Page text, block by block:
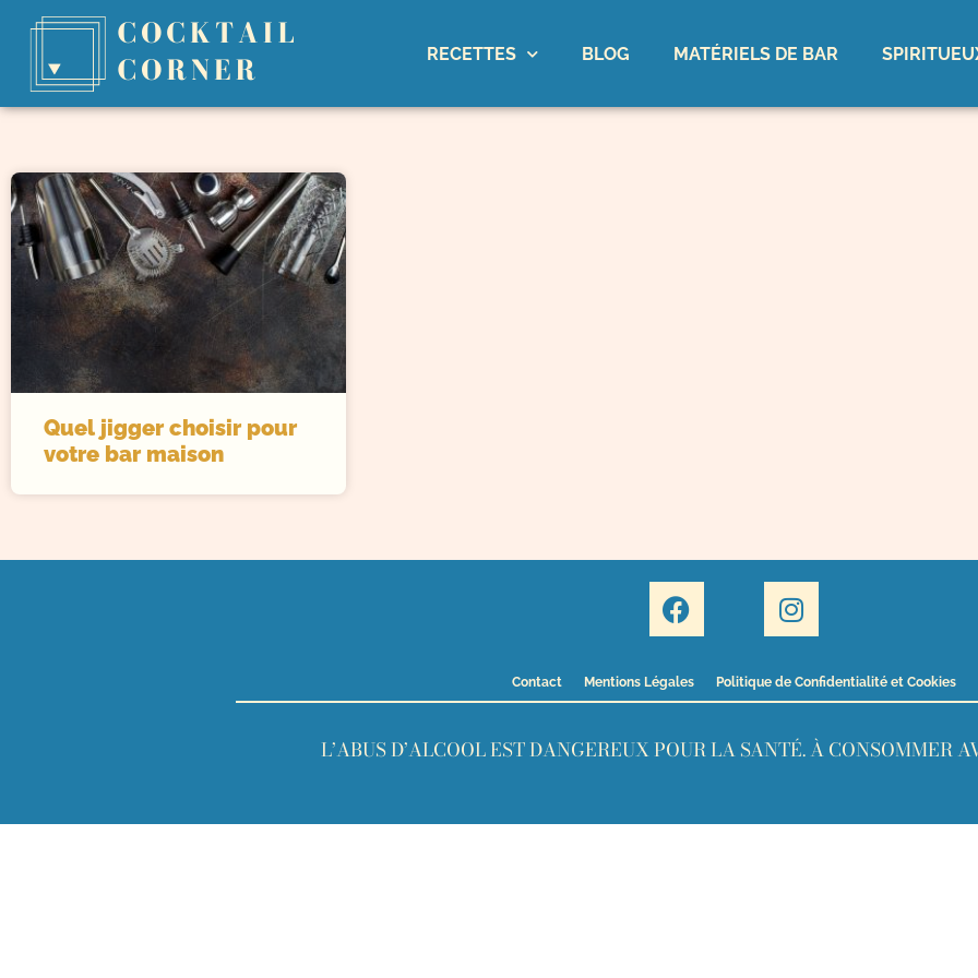
RECETTES BLOG MATÉRIELS DE BAR
Quel jigger choisir pour
votre bar maison
Contact Mentions Légales Politique de Confidentialité et Cookies
L’ABUS D’ALCOOL EST DANGEREUX POUR LA SANTÉ. À CONSOMMER